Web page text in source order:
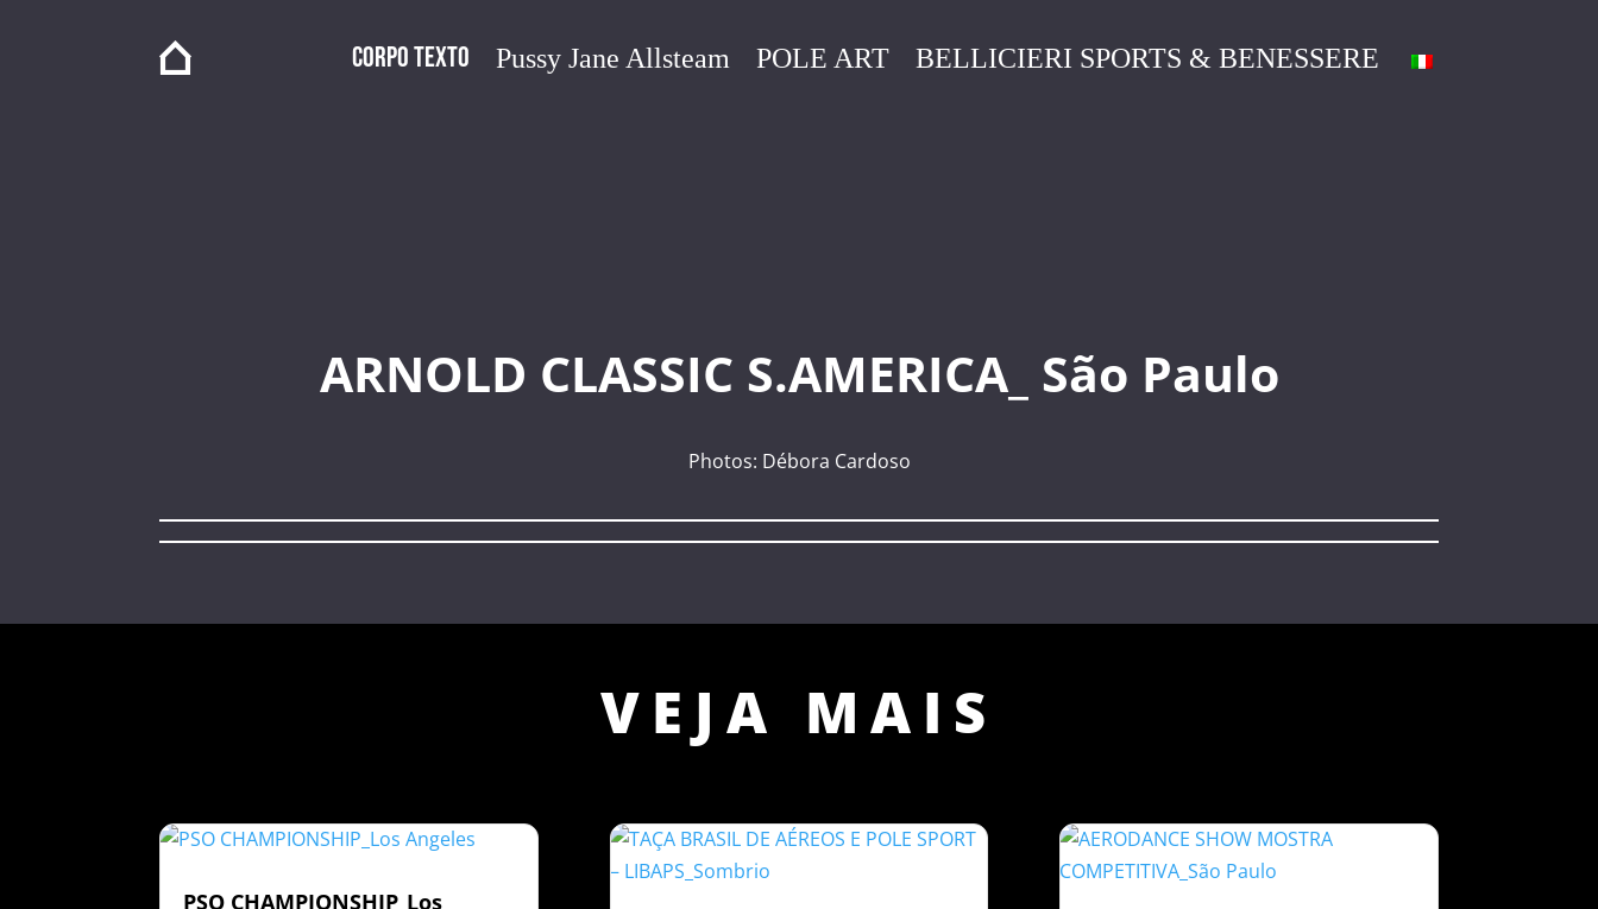
Corpo Texto Pussy Jane Allsteam POLE ART BELLICIERI SPORTS & BENESSERE
ARNOLD CLASSIC S.AMERICA_ São Paulo
Photos: Débora Cardoso
VEJA MAIS
PSO CHAMPIONSHIP_Los